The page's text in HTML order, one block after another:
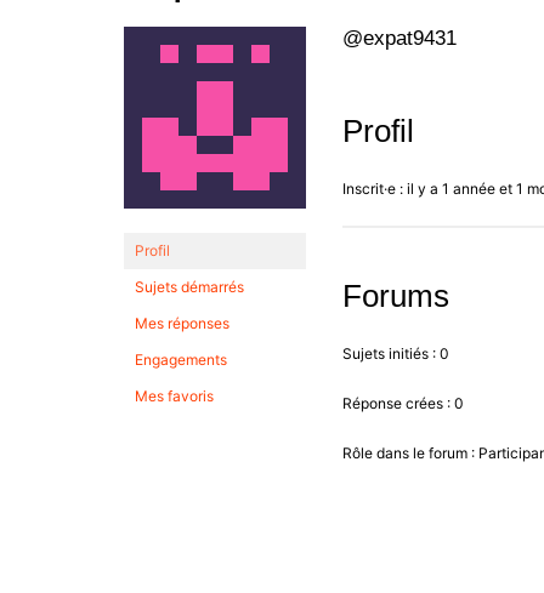
Profil
Sujets démarrés
Mes réponses
Engagements
Mes favoris
@expat9431
Profil
Inscrit·e : il y a 1 année et 1
Forums
Sujets initiés : 0
Réponse crées : 0
Rôle dans le forum :